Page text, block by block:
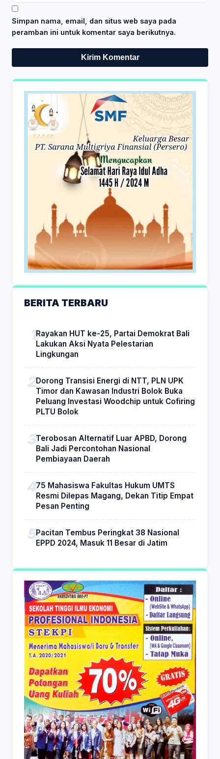
Simpan nama, email, dan situs web saya pada
peramban ini untuk komentar saya berikutnya.
BERITA TERBARU
Rayakan HUT ke-25, Partai Demokrat Bali
Lakukan Aksi Nyata Pelestarian
Lingkungan
Dorong Transisi Energi di NTT, PLN UPK
Timor dan Kawasan Industri Bolok Buka
Peluang Investasi Woodchip untuk Cofiring
PLTU Bolok
Terobosan Alternatif Luar APBD, Dorong
Bali Jadi Percontohan Nasional
Pembiayaan Daerah
75 Mahasiswa Fakultas Hukum UMTS
Resmi Dilepas Magang, Dekan Titip Empat
Pesan Penting
Pacitan Tembus Peringkat 38 Nasional
EPPD 2024, Masuk 11 Besar di Jatim